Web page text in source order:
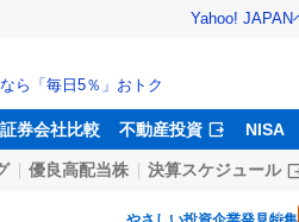
Yahoo! JAPAN
ら「毎日5％」おトク
証券会社比較 不動産投資 NISA
優良高配当株 決算スケジュール